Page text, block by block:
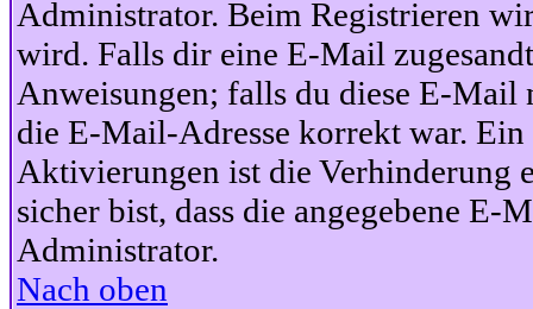
Administrator. Beim Registrieren
wird. Falls dir eine E-Mail
Anweisungen; falls du diese E-Mail
die E-Mail-Adresse korrekt war.
Aktivierungen ist die Verhinderung
sicher bist, dass die angegebene
Administrator.
Nach oben